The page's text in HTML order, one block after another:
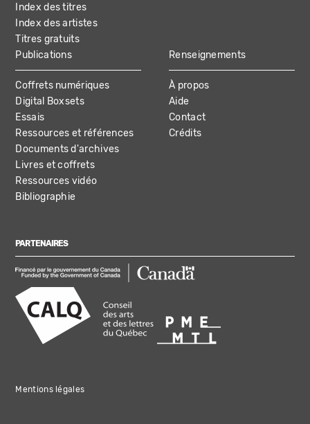
Index des titres
Index des artistes
Titres gratuits
Publications
Coffrets numériques
Digital Boxsets
Essais
Ressources et références
Documents d'archives
Livres et coffrets
Ressources vidéo
Bibliographie
Renseignements
À propos
Aide
Contact
Crédits
PARTENAIRES
Mentions légales